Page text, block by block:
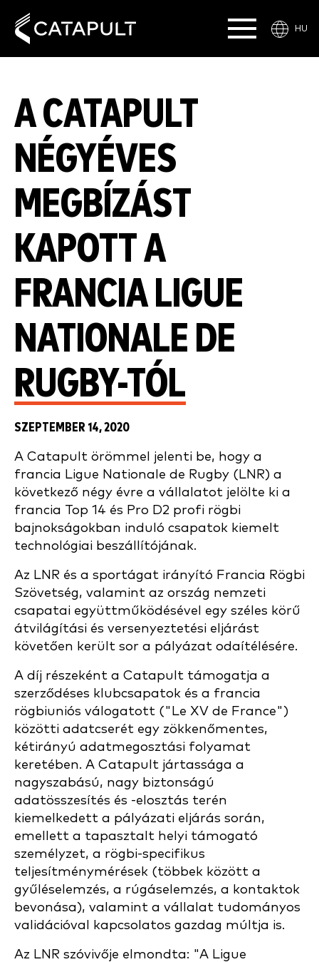
HU
A CATAPULT
NÉGYÉVES
MEGBÍZÁST
KAPOTT A
FRANCIA LIGUE
NATIONALE DE
RUGBY-TÓL
SZEPTEMBER 14, 2020
A Catapult örömmel jelenti be, hogy a
francia Ligue Nationale de Rugby (LNR) a
következő négy évre a vállalatot jelölte ki a
francia Top 14 és Pro D2 profi rögbi
bajnokságokban induló csapatok kiemelt
technológiai beszállítójának.
Az LNR és a sportágat irányító Francia Rögbi
Szövetség, valamint az ország nemzeti
csapatai együttműködésével egy széles körű
átvilágítási és versenyeztetési eljárást
követően került sor a pályázat odaítélésére.
A díj részeként a Catapult támogatja a
szerződéses klubcsapatok és a francia
rögbiuniós válogatott ("Le XV de France")
közötti adatcserét egy zökkenőmentes,
kétirányú adatmegosztási folyamat
keretében. A Catapult jártassága a
nagyszabású, nagy biztonságú
adatösszesítés és -elosztás terén
kiemelkedett a pályázati eljárás során,
emellett a tapasztalt helyi támogató
személyzet, a rögbi-specifikus
teljesítménymérések (többek között a
gyűléselemzés, a rúgáselemzés, a kontaktok
bevonása), valamint a vállalat tudományos
validációval kapcsolatos gazdag múltja is.
Az LNR szóvivője elmondta: "A Ligue